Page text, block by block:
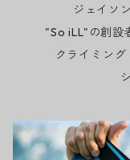
ジェイソ
"So iLL"の創設
クライミン